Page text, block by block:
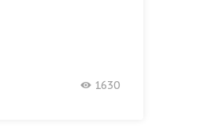
1630